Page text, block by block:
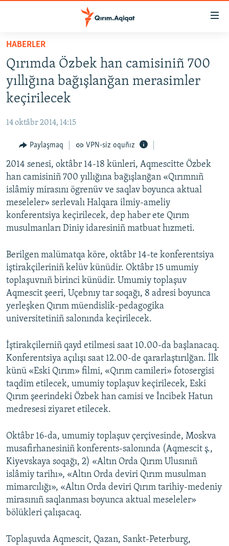
Esas
qaytmaq
Baş
navigatsiyağa
qaytmaq
Qıdıruvğa
HABERLER
SİYASET
İQTİSADİYAT
MEDENİYET
İNSAN AQLARI
VİDEO
SÜRET
BLOGLAR
FİKİR
Русский
Українською
QOŞULIÑIZ!
RFE/RS bütün saytları
HABERLER
Qırımda Özbek han camisiniñ 700
yıllığına bağışlanğan merasimler
keçirilecek
14 oktâbr 2014, 14:15
Paylaşmaq VPN-siz oquñız
2014 senesi, oktâbr 14-18 künleri, Aqmescitte Özbek
han camisiniñ 700 yıllığına bağışlanğan «Qırımnıñ
islâmiy mirasını ögrenüv ve saqlav boyunca aktual
meseleler» serlevalı Halqara ilmiy-ameliy
konferentsiya keçirilecek, dep haber ete Qırım
musulmanları Diniy idaresiniñ matbuat hızmeti.
Berilgen malümatqa köre, oktâbr 14-te konferentsiya
iştirakçileriniñ kelüv künüdir. Oktâbr 15 umumiy
toplaşuvnıñ birinci künüdir. Umumiy toplaşuv
Aqmescit şeeri, Uçebnıy tar soqağı, 8 adresi boyunca
yerleşken Qırım müendislik-pedagogika
universitetiniñ salonında keçirilecek.
İştirakçilerniñ qayd etilmesi saat 10.00-da başlanacaq.
Konferentsiya açılışı saat 12.00-de qararlaştırılğan. İlk
künü «Eski Qırım» filmi, «Qırım camileri» fotosergisi
taqdim etilecek, umumiy toplaşuv keçirilecek, Eski
Qırım şeerindeki Özbek han camisi ve İncibek Hatun
medresesi ziyaret etilecek.
Oktâbr 16-da, umumiy toplaşuv çerçivesinde, Moskva
musafirhanesiniñ konferents-salonında (Aqmescit ş.,
Kiyevskaya soqağı, 2) «Altın Orda Qırım Ulusınıñ
islâmiy tarihı», «Altın Orda deviri Qırım musulman
mimarcılığı», «Altın Orda deviri Qırım tarihiy-medeniy
mirasınıñ saqlanması boyunca aktual meseleler»
bölükleri çalışacaq.
Toplaşuvda Aqmescit, Qazan, Sankt-Peterburg,